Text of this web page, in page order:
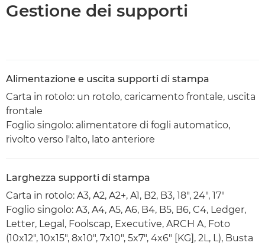
Gestione dei supporti
Alimentazione e uscita supporti di stampa
Carta in rotolo: un rotolo, caricamento frontale, uscita
frontale
Foglio singolo: alimentatore di fogli automatico,
rivolto verso l'alto, lato anteriore
Larghezza supporti di stampa
Carta in rotolo: A3, A2, A2+, A1, B2, B3, 18", 24", 17"
Foglio singolo: A3, A4, A5, A6, B4, B5, B6, C4, Ledger,
Letter, Legal, Foolscap, Executive, ARCH A, Foto
(10x12", 10x15", 8x10", 7x10", 5x7", 4x6" [KG], 2L, L), Busta